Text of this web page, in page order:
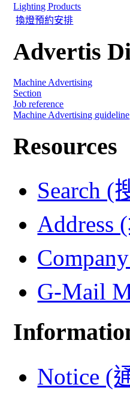
Lighting Products
換燈預約安排
Advertis
Machine Advertising
Section
Job reference
Machine Advertising guideline
Resources
Search (
Address
G-Mail
Notice (